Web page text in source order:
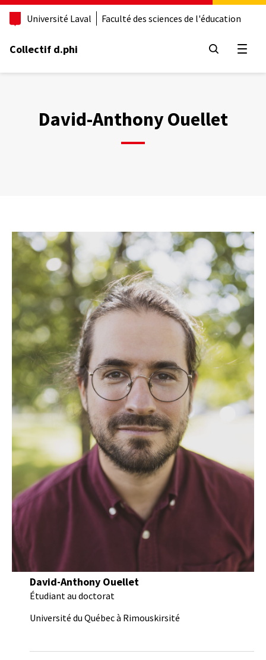
Aller
principal
Université Laval Faculté des sciences de l'éducation
Collectif d.phi
David-Anthony Ouellet
David-Anthony Ouellet
Étudiant au doctorat
Université du Québec à Rimouskirsité